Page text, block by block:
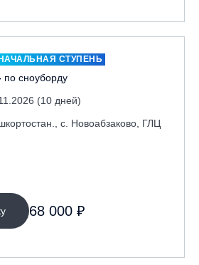
СТУПЕНЬ
по сноуборду
(10 дней)
с. Новоабзаково, ГЛЦ
68 000 ₽